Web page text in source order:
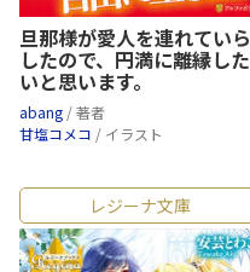
旦那様が愛人を連れていら
したので、円満に離縁した
いと思います。
abang / 著者
甘塩コメコ / イラスト
レジーナ文庫